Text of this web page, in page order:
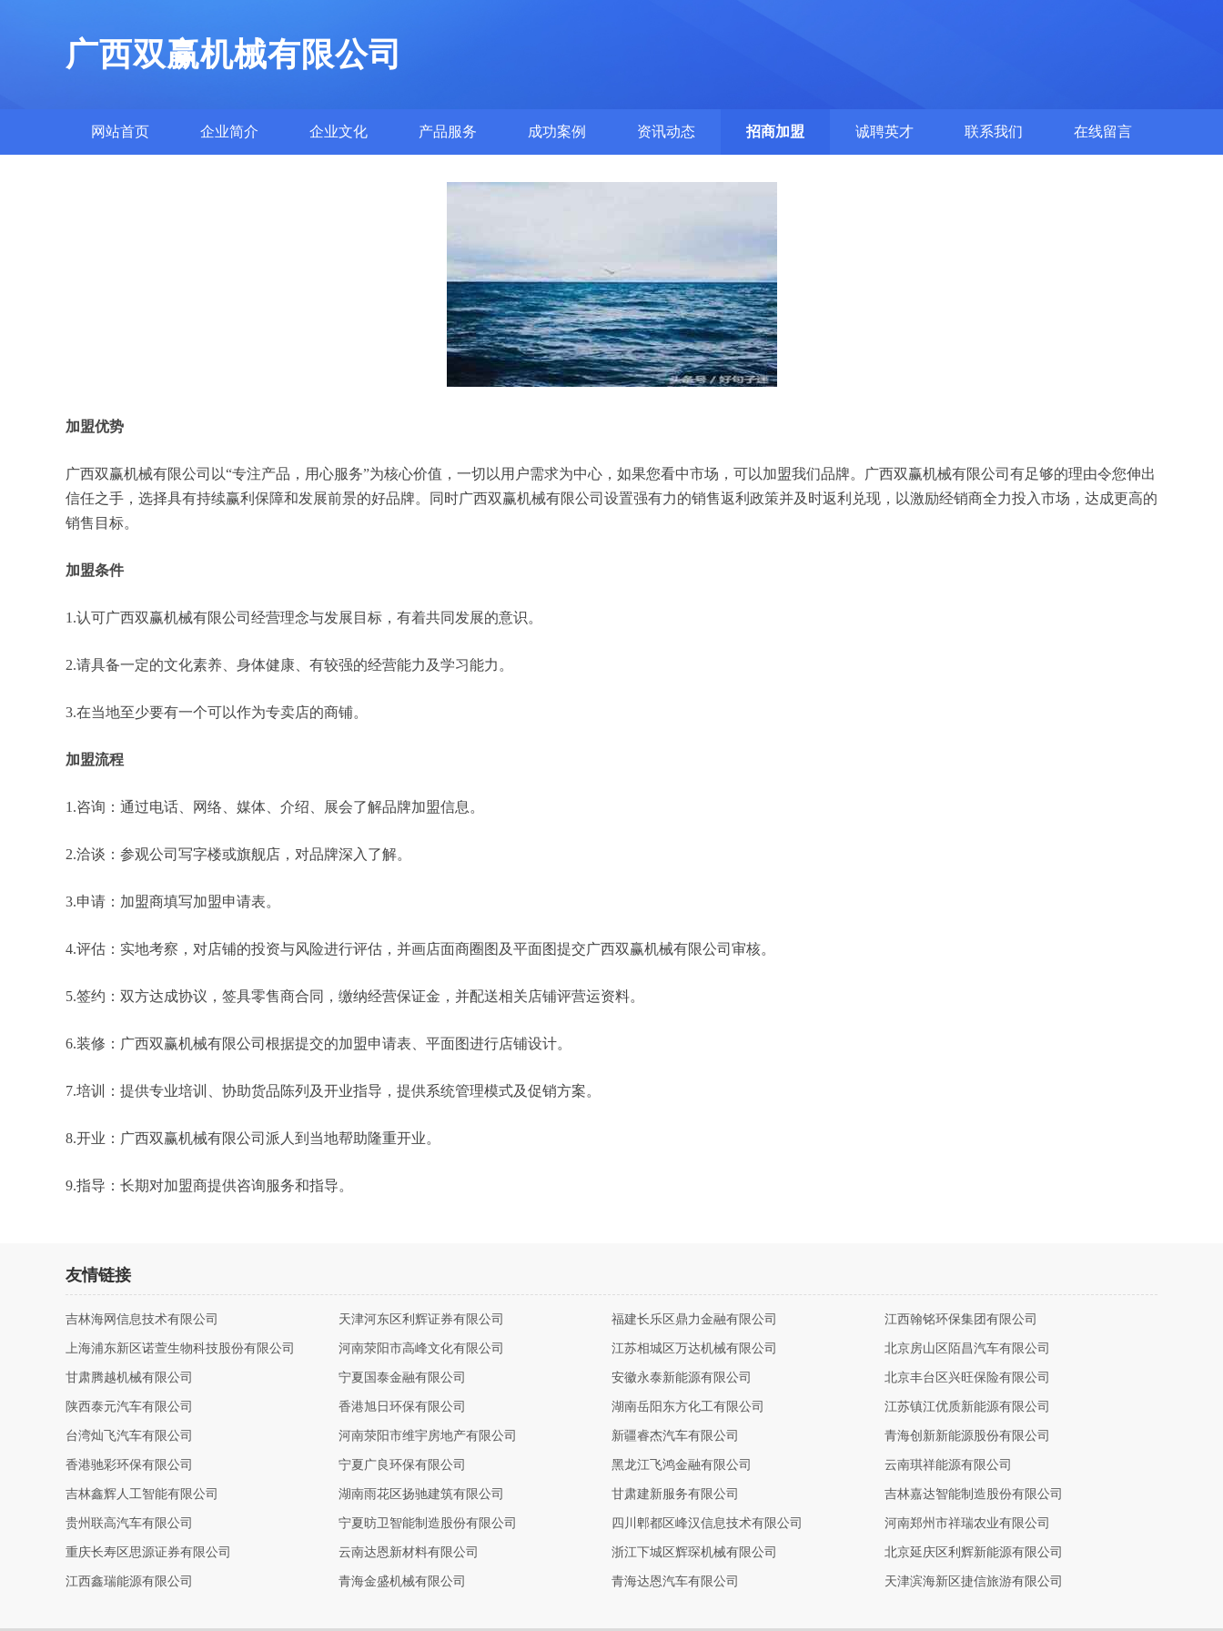
广西双赢机械有限公司
网站首页 企业简介 企业文化 产品服务 成功案例 资讯动态 招商加盟 诚聘英才 联系我们 在线留言
加盟优势
广西双赢机械有限公司以“专注产品，用心服务”为核心价值，一切以用户需求为中心，如果您看中市场，可以加盟我们品牌。广西双赢机械有限公司有足够的理由令您伸出
信任之手，选择具有持续赢利保障和发展前景的好品牌。同时广西双赢机械有限公司设置强有力的销售返利政策并及时返利兑现，以激励经销商全力投入市场，达成更高的
销售目标。
加盟条件
1.认可广西双赢机械有限公司经营理念与发展目标，有着共同发展的意识。
2.请具备一定的文化素养、身体健康、有较强的经营能力及学习能力。
3.在当地至少要有一个可以作为专卖店的商铺。
加盟流程
1.咨询：通过电话、网络、媒体、介绍、展会了解品牌加盟信息。
2.洽谈：参观公司写字楼或旗舰店，对品牌深入了解。
3.申请：加盟商填写加盟申请表。
4.评估：实地考察，对店铺的投资与风险进行评估，并画店面商圈图及平面图提交广西双赢机械有限公司审核。
5.签约：双方达成协议，签具零售商合同，缴纳经营保证金，并配送相关店铺评营运资料。
6.装修：广西双赢机械有限公司根据提交的加盟申请表、平面图进行店铺设计。
7.培训：提供专业培训、协助货品陈列及开业指导，提供系统管理模式及促销方案。
8.开业：广西双赢机械有限公司派人到当地帮助隆重开业。
9.指导：长期对加盟商提供咨询服务和指导。
友情链接
吉林海网信息技术有限公司 天津河东区利辉证券有限公司 福建长乐区鼎力金融有限公司 江西翰铭环保集团有限公司
上海浦东新区诺萱生物科技股份有限公司 河南荥阳市高峰文化有限公司 江苏相城区万达机械有限公司 北京房山区陌昌汽车有限公司
甘肃腾越机械有限公司 宁夏国泰金融有限公司 安徽永泰新能源有限公司 北京丰台区兴旺保险有限公司
陕西泰元汽车有限公司 香港旭日环保有限公司 湖南岳阳东方化工有限公司 江苏镇江优质新能源有限公司
台湾灿飞汽车有限公司 河南荥阳市维宇房地产有限公司 新疆睿杰汽车有限公司 青海创新新能源股份有限公司
香港驰彩环保有限公司 宁夏广良环保有限公司 黑龙江飞鸿金融有限公司 云南琪祥能源有限公司
吉林鑫辉人工智能有限公司 湖南雨花区扬驰建筑有限公司 甘肃建新服务有限公司 吉林嘉达智能制造股份有限公司
贵州联高汽车有限公司 宁夏昉卫智能制造股份有限公司 四川郫都区峰汉信息技术有限公司 河南郑州市祥瑞农业有限公司
重庆长寿区思源证券有限公司 云南达恩新材料有限公司 浙江下城区辉琛机械有限公司 北京延庆区利辉新能源有限公司
江西鑫瑞能源有限公司 青海金盛机械有限公司 青海达恩汽车有限公司 天津滨海新区捷信旅游有限公司